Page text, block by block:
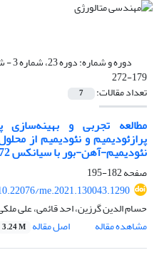
دوره و شماره:
179-272
تعداد مقالات: 7
مطالعه تجربی و بهینه‌سازی
پرازئودیمیم و نئودیمیم از
نئودیمیم-آهن-بور با سیانکس 272
صفحه182-195
me.2021.130043.1290
حسام الدین گرزین، احد قائمی، علی
مشاهده مقاله
اصل مقاله 3.24 M